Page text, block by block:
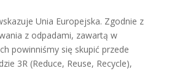
Unia Europejska. Zgodnie z
z odpadami, zawartą w
powinniśmy się skupić przede
3R (Reduce, Reuse, Recycle),